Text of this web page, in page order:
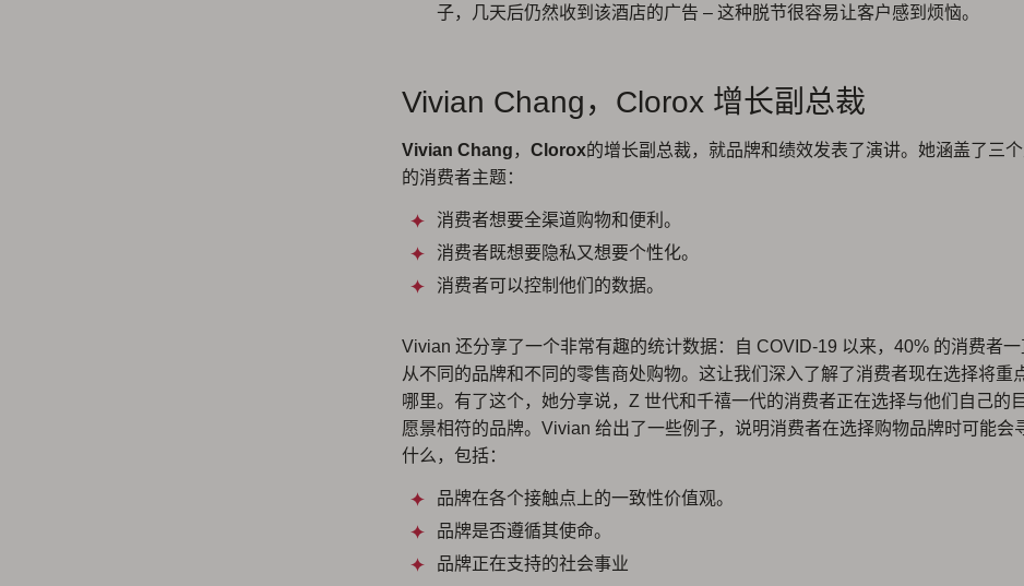
子，几天后仍然收到该酒店的广告 – 这种脱节很容易让客户感到烦恼。
Vivian Chang，Clorox 增长副总裁
Vivian Chang ， Clorox的增长副总裁，就品牌和绩效发表了演讲。她涵盖了三
的消费者主题：
消费者想要全渠道购物和便利。
消费者既想要隐私又想要个性化。
消费者可以控制他们的数据。
Vivian 还分享了一个非常有趣的统计数据：自 COVID-19 以来，40% 的消费者一
从不同的品牌和不同的零售商处购物。这让我们深入了解了消费者现在选择将重
哪里。有了这个，她分享说，Z 世代和千禧一代的消费者正在选择与他们自己的
愿景相符的品牌。Vivian 给出了一些例子，说明消费者在选择购物品牌时可能会
什么，包括：
品牌在各个接触点上的一致性价值观。
品牌是否遵循其使命。
品牌正在支持的社会事业